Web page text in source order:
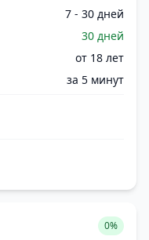
7 - 30 дней
30 дней
от 18 лет
за 5 минут
0%